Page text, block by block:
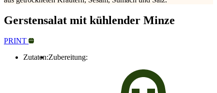
Gerstensalat mit kühlender Minze
PRINT
Zutaten:Zubereitung: